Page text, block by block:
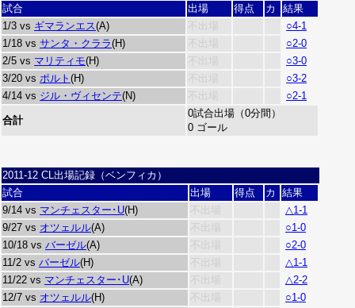
試合
出場 得点 カ
結果
1/3 vs ギマランエス(A) 不出場
○4-1
1/18 vs サンタ・クララ(H) 不出場
○2-0
2/5 vs マリティモ(H) 不出場
○3-0
3/20 vs ポルト (H) 不出場
○3-2
4/14 vs ジル・ヴィセンテ(N) 不出場 ○2-1
合計
0試合出場（0分間）
0 ゴール
2011-12 CL出場記録（ベンフィカ）
試合
出場 得点 カ
結果
9/14 vs マンチェスター･U(H) 不出場
△1-1
9/27 vs オツェルル(A) 不出場
○1-0
10/18 vs バーゼル(A) 不出場
○2-0
11/2 vs バーゼル(H) 不出場
△1-1
11/22 vs マンチェスター･U(A) 不出場
△2-2
12/7 vs オツェルル(H) 不出場
○1-0